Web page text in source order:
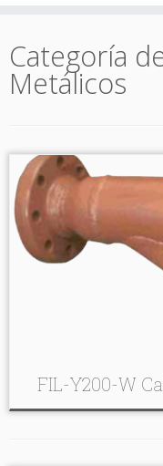
contenido
Categoría
Metálicos
FIL-Y200-W